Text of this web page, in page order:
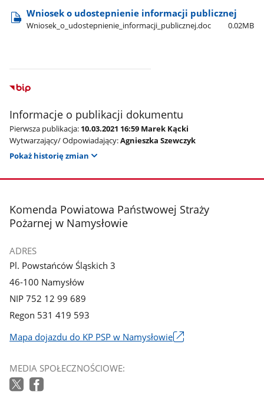
Wniosek o udostepnienie informacji publicznej
Wniosek​_o​_udostepnienie​_informacji​_publicznej.doc 0.02MB
Informacje o publikacji dokumentu
Pierwsza publikacja: 10.03.2021 16:59 Marek Kącki
Wytwarzający/ Odpowiadający:Agnieszka Szewczyk
Pokaż historię zmian
stopka
Komenda Powiatowa Państwowej Straży
Pożarnej w Namysłowie
ADRES
Pl. Powstańców Śląskich 3
46-100 Namysłów
NIP 752 12 99 689
Regon 531 419 593
Mapa dojazdu do KP PSP w Namysłowie
się
w
MEDIA SPOŁECZNOŚCIOWE: